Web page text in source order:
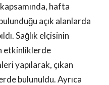
hafta
açık alanlarda
Sağlık elçisinin
etkinliklerde
yapılarak, çıkan
bulunuldu. Ayrıca